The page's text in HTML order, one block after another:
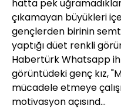
hatta pek
çıkamayan büyükleri
gençlerden birinin
yaptığı düet renkli
Habertürk Whatsapp
görüntüdeki genç kız,
mücadele etmeye
motivasyon açısınd…